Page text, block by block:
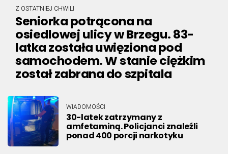
Z OSTATNIEJ CHWILI
Seniorka potrącona na
osiedlowej ulicy w Brzegu. 83-
latka została uwięziona pod
samochodem. W stanie ciężkim
został zabrana do szpitala
WIADOMOŚCI
30-latek zatrzymany z
amfetaminą. Policjanci znaleźli
ponad 400 porcji narkotyku